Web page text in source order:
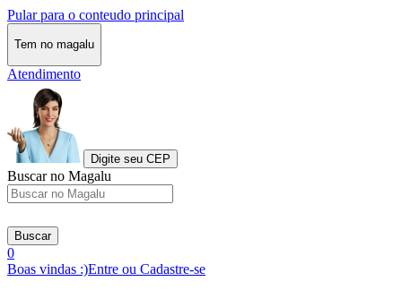
Pular para o conteudo principal
Tem no magalu
Atendimento
Digite seu CEP
Buscar no Magalu
Buscar
0
Boas vindas :)Entre ou Cadastre-se